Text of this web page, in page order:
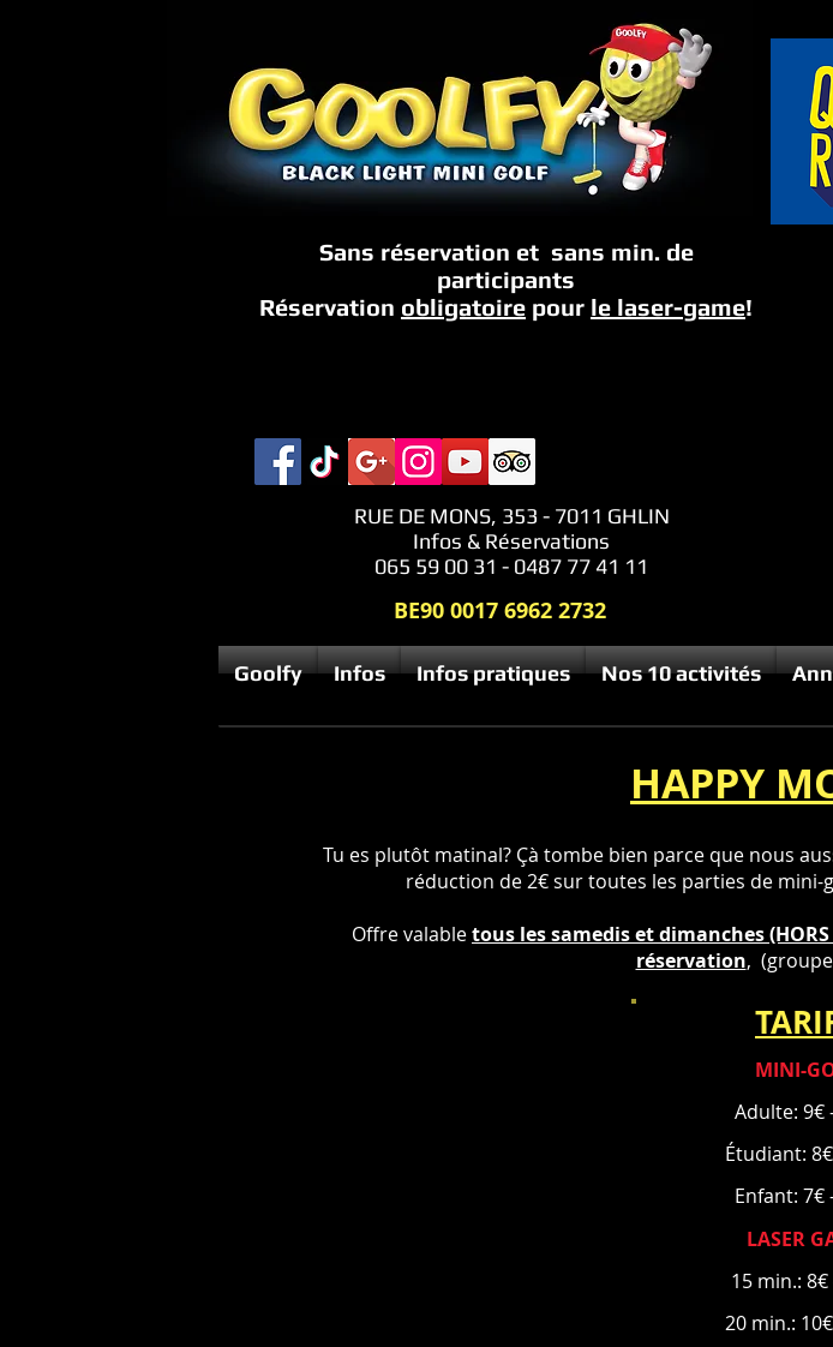
Sans réservation et sans min. de
participants
Réservation obligatoire pour le laser-game!
RUE DE MONS, 353 - 7011 GHLIN
Infos & Réservations
065 59 00 31 - 0487 77 41 11
BE90 0017 6962 2732
Goolfy Infos Infos pratiques Nos 10 activités
HAPPY
Tu es plutôt matinal? Çà tombe bien parce que nous
réduction de 2€ sur toutes les parties de mini-
Offre valabletous les samedis et dimanches (HORS
réservation,
MINI-
Adulte: 9€
Étudiant:
Enfant: 7€
LASER
15 min.: 8€
20 min.: